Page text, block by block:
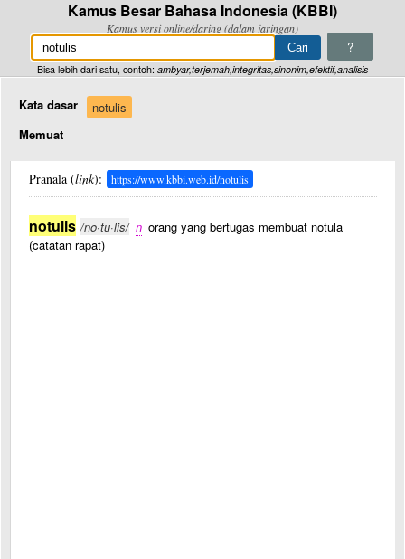
Kamus Besar Bahasa Indonesia (KBBI)
Kamus versi online/daring (dalam jaringan)
?
Bisa lebih dari satu, contoh: ambyar,terjemah,integritas,sinonim,efektif,analisis
Kata dasar
notulis
Memuat
Pranala (link): https://www.kbbi.web.id/notulis
notulis /no·tu·lis/ n orang yang bertugas membuat notula
(catatan rapat)